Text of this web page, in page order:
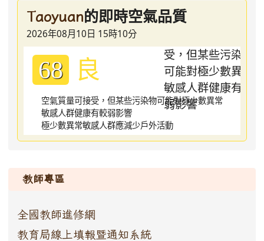
Taoyuan的即時空氣品質
2026年08月10日 15時10分
68 良
空氣質量可接受，但某些污染物可能對極少數異常
敏感人群健康有較弱影響
極少數異常敏感人群應減少戶外活動
教師專區
全國教師進修網
教育局線上填報暨通知系統